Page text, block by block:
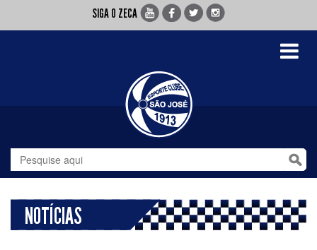
SIGA O ZECA
Toggle
NOTÍCIAS